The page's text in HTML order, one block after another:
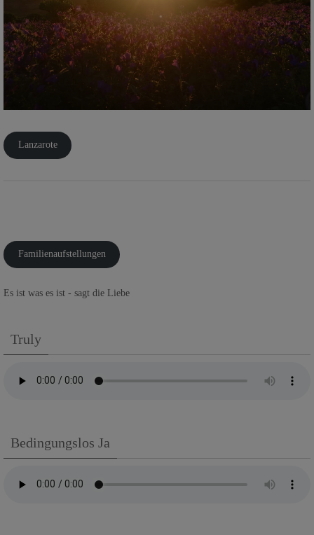
Lanzarote
Familienaufstellungen
Es ist was es ist - sagt die Liebe
Truly
Bedingungslos Ja